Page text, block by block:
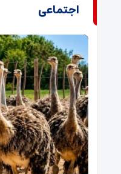
اجتماعی